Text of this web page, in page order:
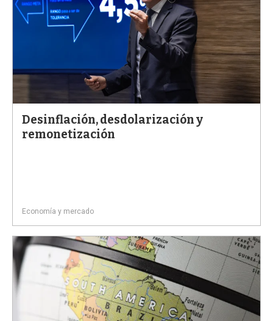
Desinflación, desdolarización y
remonetización
Economía y mercado